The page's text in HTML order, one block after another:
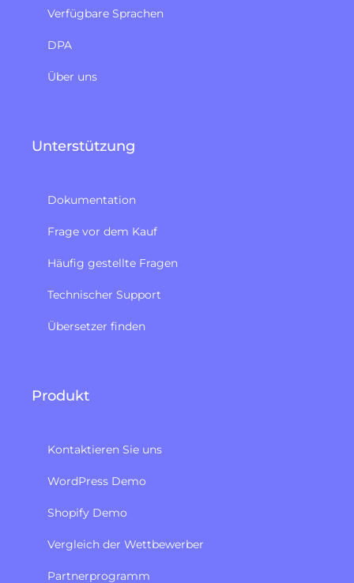
Verfügbare Sprachen
DPA
Über uns
Unterstützung
Dokumentation
Frage vor dem Kauf
Häufig gestellte Fragen
Technischer Support
Übersetzer finden
Produkt
Kontaktieren Sie uns
WordPress Demo
Shopify Demo
Vergleich der Wettbewerber
Partnerprogramm